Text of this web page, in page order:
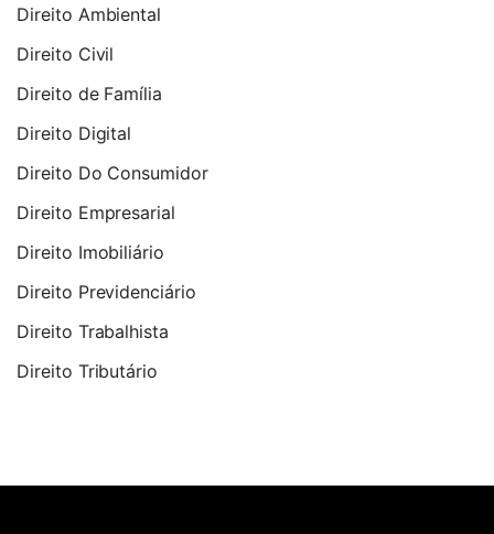
Direito Ambiental
Direito Civil
Direito de Família
Direito Digital
Direito Do Consumidor
Direito Empresarial
Direito Imobiliário
Direito Previdenciário
Direito Trabalhista
Direito Tributário